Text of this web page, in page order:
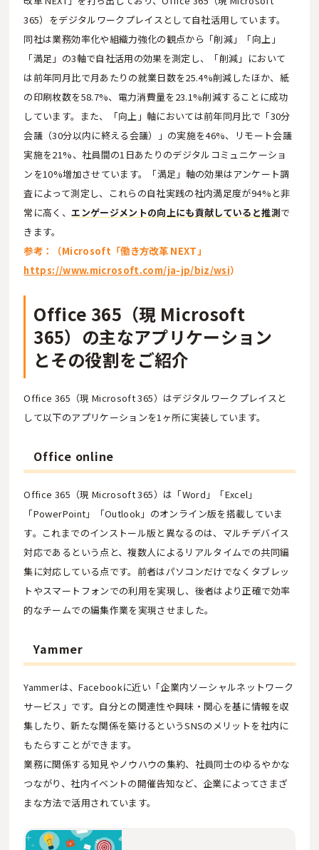
365）をデジタルワークプレイスとして自社活用しています。
同社は業務効率化や組織力強化の観点から「削減」「向上」
「満足」の3軸で自社活用の効果を測定し、「削減」において
は前年同月比で月あたりの就業日数を25.4%削減したほか、紙
の印刷枚数を58.7%、電力消費量を23.1%削減することに成功
しています。また、「向上」軸においては前年同月比で「30分
会議（30分以内に終える会議）」の実施を46%、リモート会議
実施を21%、社員間の1日あたりのデジタルコミュニケーショ
ンを10%増加させています。「満足」軸の効果はアンケート調
査によって測定し、これらの自社実践の社内満足度が94%と非
常に高く、エンゲージメントの向上にも貢献していると推測で
きます。
参考：（Microsoft「働き方改革 NEXT」
https://www.microsoft.com/ja-jp/biz/wsi）
Office 365（現 Microsoft
365）の主なアプリケーション
とその役割をご紹介
Office 365（現 Microsoft 365）はデジタルワークプレイスと
して以下のアプリケーションを1ヶ所に実装しています。
Office online
Office 365（現 Microsoft 365）は「Word」「Excel」
「PowerPoint」「Outlook」のオンライン版を搭載していま
す。これまでのインストール版と異なるのは、マルチデバイス
対応であるという点と、複数人によるリアルタイムでの共同編
集に対応している点です。前者はパソコンだけでなくタブレッ
トやスマートフォンでの利用を実現し、後者はより正確で効率
的なチームでの編集作業を実現させました。
Yammer
Yammerは、Facebookに近い「企業内ソーシャルネットワーク
サービス」です。自分との関連性や興味・関心を基に情報を収
集したり、新たな関係を築けるというSNSのメリットを社内に
もたらすことができます。
業務に関係する知見やノウハウの集約、社員同士のゆるやかな
つながり、社内イベントの開催告知など、企業によってさまざ
まな方法で活用されています。